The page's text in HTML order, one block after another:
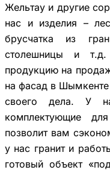
Жельтау и другие
нас и изделия –
брусчатка из
столешницы и
продукцию на
на фасад в
своего дела. У
комплектующие
позволит вам
у нас гранит и
готовый объект